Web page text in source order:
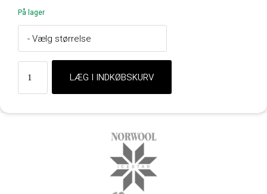
På lager